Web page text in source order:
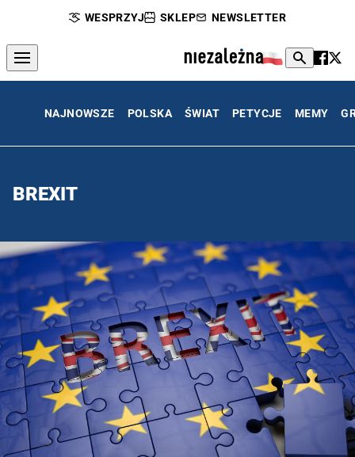
WESPRZYJ SKLEP NEWSLETTER
NAJNOWSZE POLSKA ŚWIAT PETYCJE MEMY
BREXIT